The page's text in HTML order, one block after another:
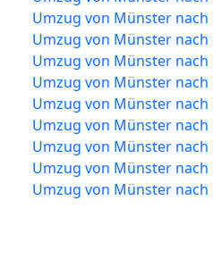
Umzug von Münster
Umzug von Münster nach
Umzug von Münster
Umzug von Münster
Umzug von Münster nach
Umzug von Münster nach
Umzug von Münster nach
Umzug von Münster
Umzug von Münster nach